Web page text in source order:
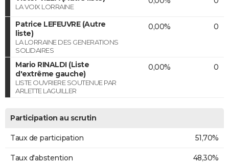
LA VOIX LORRAINE
Patrice LEFEUVRE (Autre
liste)
LA LORRAINE DES GENERATIONS
SOLIDAIRES
0,00% 0
Mario RINALDI (Liste
d'extrême gauche)
LISTE OUVRIERE SOUTENUE PAR
ARLETTE LAGUILLER
0,00% 0
Participation au scrutin
Taux de participation 51,70%
Taux d'abstention 48,30%